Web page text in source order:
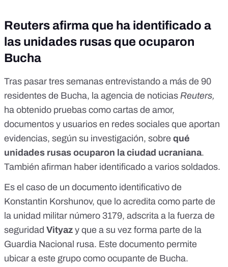
Reuters afirma que ha identificado a
las unidades rusas que ocuparon
Bucha
Tras pasar tres semanas entrevistando a más de 90
residentes de Bucha, la agencia de noticias Reuters,
ha obtenido pruebas como cartas de amor,
documentos y usuarios en redes sociales que aportan
evidencias, según su investigación, sobre qué
unidades rusas ocuparon la ciudad ucraniana.
También afirman haber identificado a varios soldados.
Es el caso de un documento identificativo de
Konstantin Korshunov, que lo acredita como parte de
la unidad militar número 3179, adscrita a la fuerza de
seguridad Vityaz y que a su vez forma parte de la
Guardia Nacional rusa. Este documento permite
ubicar a este grupo como ocupante de Bucha.